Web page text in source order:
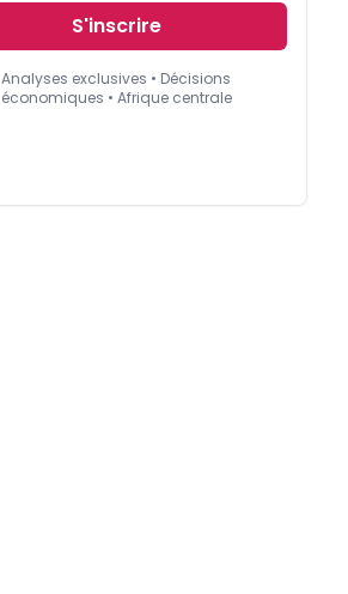
S'inscrire
Analyses exclusives • Décisions
économiques • Afrique centrale